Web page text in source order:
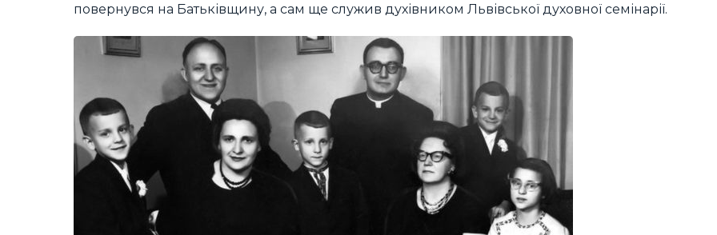
повернувся на Батьківщину, а сам ще служив духівником Львівської духовної семінарії.